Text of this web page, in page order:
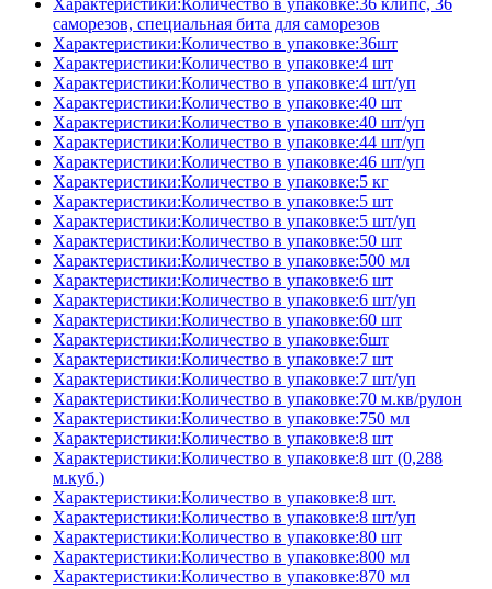
Характеристики:Количество в упаковке:36 клипс, 36
саморезов, специальная бита для саморезов
Характеристики:Количество в упаковке:36шт
Характеристики:Количество в упаковке:4 шт
Характеристики:Количество в упаковке:4 шт/уп
Характеристики:Количество в упаковке:40 шт
Характеристики:Количество в упаковке:40 шт/уп
Характеристики:Количество в упаковке:44 шт/уп
Характеристики:Количество в упаковке:46 шт/уп
Характеристики:Количество в упаковке:5 кг
Характеристики:Количество в упаковке:5 шт
Характеристики:Количество в упаковке:5 шт/уп
Характеристики:Количество в упаковке:50 шт
Характеристики:Количество в упаковке:500 мл
Характеристики:Количество в упаковке:6 шт
Характеристики:Количество в упаковке:6 шт/уп
Характеристики:Количество в упаковке:60 шт
Характеристики:Количество в упаковке:6шт
Характеристики:Количество в упаковке:7 шт
Характеристики:Количество в упаковке:7 шт/уп
Характеристики:Количество в упаковке:70 м.кв/рулон
Характеристики:Количество в упаковке:750 мл
Характеристики:Количество в упаковке:8 шт
Характеристики:Количество в упаковке:8 шт (0,288
м.куб.)
Характеристики:Количество в упаковке:8 шт.
Характеристики:Количество в упаковке:8 шт/уп
Характеристики:Количество в упаковке:80 шт
Характеристики:Количество в упаковке:800 мл
Характеристики:Количество в упаковке:870 мл